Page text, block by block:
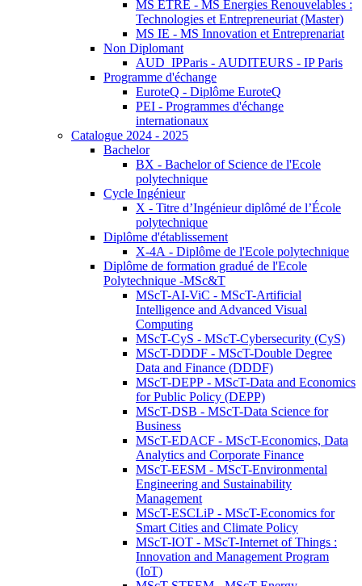
MS ETRE - MS Energies Renouvelables :
Technologies et Entrepreneuriat (Master)
MS IE - MS Innovation et Entreprenariat
Non Diplomant
AUD_IPParis - AUDITEURS - IP Paris
Programme d'échange
EuroteQ - Diplôme EuroteQ
PEI - Programmes d'échange
internationaux
Catalogue 2024 - 2025
Bachelor
BX - Bachelor of Science de l'Ecole
polytechnique
Cycle Ingénieur
X - Titre d’Ingénieur diplômé de l’École
polytechnique
Diplôme d'établissement
X-4A - Diplôme de l'Ecole polytechnique
Diplôme de formation gradué de l'Ecole
Polytechnique -MSc&T
MScT-AI-ViC - MScT-Artificial
Intelligence and Advanced Visual
Computing
MScT-CyS - MScT-Cybersecurity (CyS)
MScT-DDDF - MScT-Double Degree
Data and Finance (DDDF)
MScT-DEPP - MScT-Data and Economics
for Public Policy (DEPP)
MScT-DSB - MScT-Data Science for
Business
MScT-EDACF - MScT-Economics, Data
Analytics and Corporate Finance
MScT-EESM - MScT-Environmental
Engineering and Sustainability
Management
MScT-ESCLiP - MScT-Economics for
Smart Cities and Climate Policy
MScT-IOT - MScT-Internet of Things :
Innovation and Management Program
(IoT)